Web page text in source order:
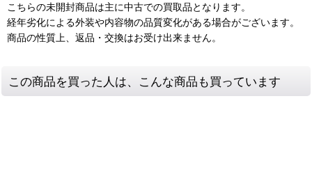
こちらの未開封商品は主に中古での買取品となります。
経年劣化による外装や内容物の品質変化がある場合がございます。
商品の性質上、返品・交換はお受け出来ません。
この商品を買った人は、こんな商品も買っています